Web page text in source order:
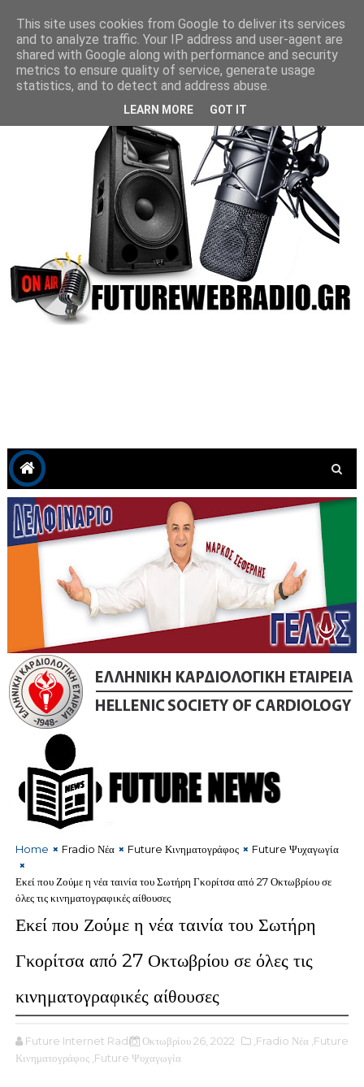
Home Fradio Νέα Future Κινηματογράφος Future Ψυχαγωγία
Εκεί που Ζούμε η νέα ταινία του Σωτήρη Γκορίτσα από 27 Οκτωβρίου σε
όλες τις κινηματογραφικές αίθουσες
Εκεί που Ζούμε η νέα ταινία του Σωτήρη
Γκορίτσα από 27 Οκτωβρίου σε όλες τις
κινηματογραφικές αίθουσες
Future Internet Radio Οκτωβρίου 26, 2022 ,Fradio Νέα ,Future
Κινηματογράφος ,Future Ψυχαγωγία
This site uses cookies from Google to deliver its services
and to analyze traffic. Your IP address and user-agent are
shared with Google along with performance and security
metrics to ensure quality of service, generate usage
statistics, and to detect and address abuse.
LEARN MORE GOT IT